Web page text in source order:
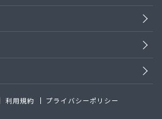
利用規約 プライバシーポリシー